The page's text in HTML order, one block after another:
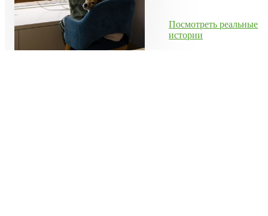
Посмотреть реальные
истории